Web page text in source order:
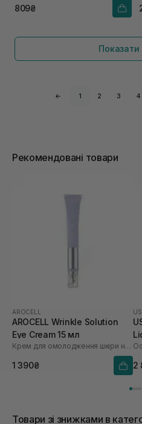
809₴
Показати
← 1 2 3 4
Рекомендовані товари
AROCELL
AROCELL Wrinkle Solution
Eye Cream 15 мл
Крем для омолодження шкіри навколо очей
1 390₴ 2
Товари зі знижками в